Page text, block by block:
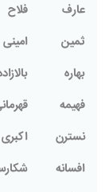
عارف
فلاح
ثمین
امینی
بهاره
فهیمه
نسترن
اکبری
افسانه